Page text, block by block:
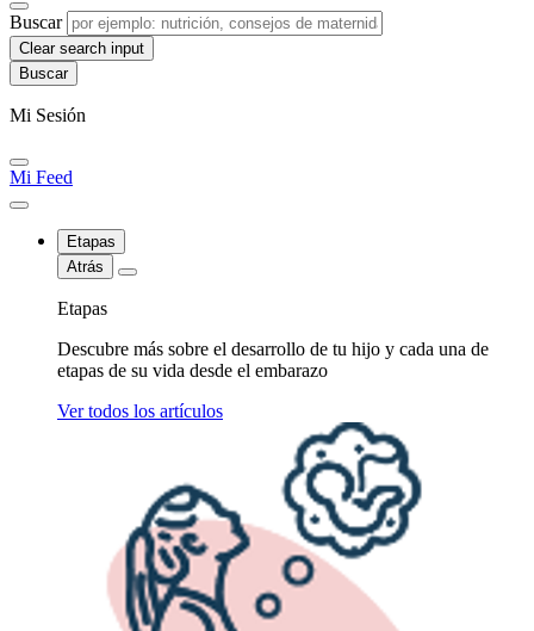
Buscar
Clear search input
Mi Sesión
Mi Feed
Etapas
Atrás
Etapas
Descubre más sobre el desarrollo de tu hijo y cada una de
etapas de su vida desde el embarazo
Ver todos los artículos